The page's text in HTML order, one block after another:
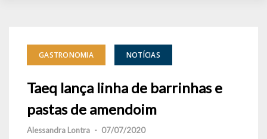
GASTRONOMIA NOTÍCIAS
Taeq lança linha de barrinhas e
pastas de amendoim
Alessandra Lontra - 07/07/2020